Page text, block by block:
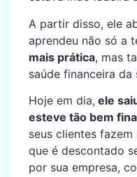
A partir disso, ele
aprendeu não só a
mais prática, mas
saúde financeira da
Hoje em dia, ele
esteve tão bem
seus clientes
que é descontado
por sua empresa,